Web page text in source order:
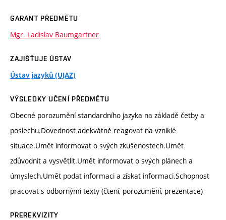
GARANT PŘEDMĚTU
Mgr. Ladislav Baumgartner
ZAJIŠŤUJE ÚSTAV
Ústav jazyků (UJAZ)
VÝSLEDKY UČENÍ PŘEDMĚTU
Obecné porozumění standardního jazyka na základě četby a
poslechu.Dovednost adekvátně reagovat na vzniklé
situace.Umět informovat o svých zkušenostech.Umět
zdůvodnit a vysvětlit.Umět informovat o svých plánech a
úmyslech.Umět podat informaci a získat informaci.Schopnost
pracovat s odbornými texty (čtení, porozumění, prezentace)
PREREKVIZITY